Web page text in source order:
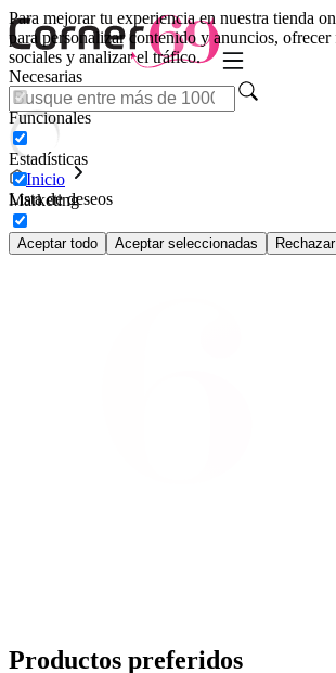
Para mejorar tu experiencia en nuestra tienda
para personalizar contenido y anuncios, ofrecer
sociales y analizar el tráfico.
Necesarias
Funcionales
Estadísticas
Marketing
Aceptar todo Aceptar seleccionadas Rechazar
Inicio
Lista de deseos
Productos preferidos